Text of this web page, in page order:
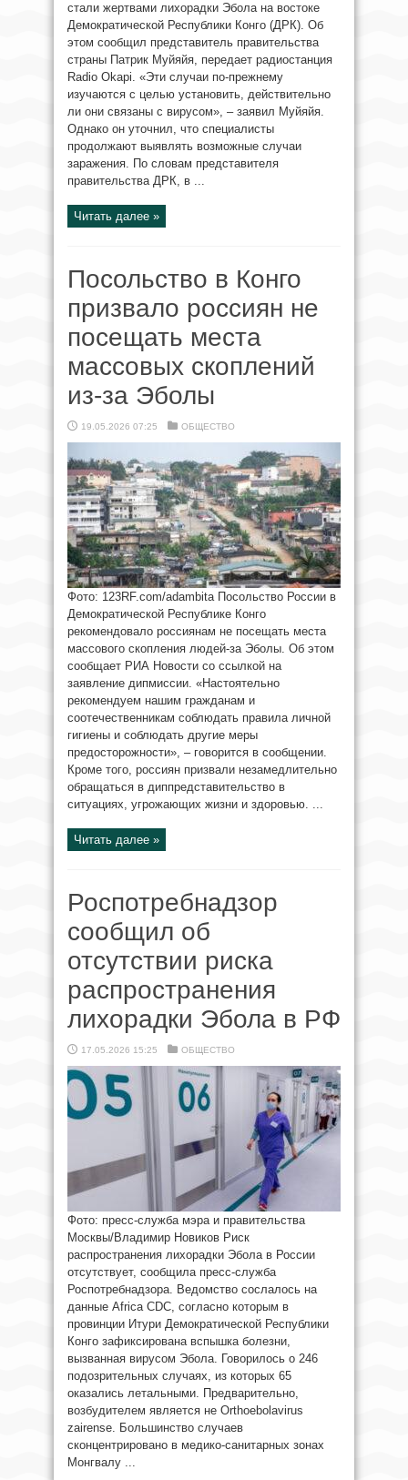
стали жертвами лихорадки Эбола на востоке
Демократической Республики Конго (ДРК). Об
этом сообщил представитель правительства
страны Патрик Муйяйя, передает радиостанция
Radio Okapi. «Эти случаи по-прежнему
изучаются с целью установить, действительно
ли они связаны с вирусом», – заявил Муйяйя.
Однако он уточнил, что специалисты
продолжают выявлять возможные случаи
заражения. По словам представителя
правительства ДРК, в ...
Читать далее »
Посольство в Конго
призвало россиян не
посещать места
массовых скоплений
из-за Эболы
19.05.2026 07:25 ОБЩЕСТВО
Фото: 123RF.соm/adambita Посольство России в
Демократической Республике Конго
рекомендовало россиянам не посещать места
массового скопления людей-за Эболы. Об этом
сообщает РИА Новости со ссылкой на
заявление дипмиссии. «Настоятельно
рекомендуем нашим гражданам и
соотечественникам соблюдать правила личной
гигиены и соблюдать другие меры
предосторожности», – говорится в сообщении.
Кроме того, россиян призвали незамедлительно
обращаться в диппредставительство в
ситуациях, угрожающих жизни и здоровью. ...
Читать далее »
Роспотребнадзор
сообщил об
отсутствии риска
распространения
лихорадки Эбола в РФ
17.05.2026 15:25 ОБЩЕСТВО
Фото: пресс-служба мэра и правительства
Москвы/Владимир Новиков Риск
распространения лихорадки Эбола в России
отсутствует, сообщила пресс-служба
Роспотребнадзора. Ведомство сослалось на
данные Africa CDC, согласно которым в
провинции Итури Демократической Республики
Конго зафиксирована вспышка болезни,
вызванная вирусом Эбола. Говорилось о 246
подозрительных случаях, из которых 65
оказались летальными. Предварительно,
возбудителем является не Orthoebolavirus
zairense. Большинство случаев
сконцентрировано в медико-санитарных зонах
Монгвалу ...